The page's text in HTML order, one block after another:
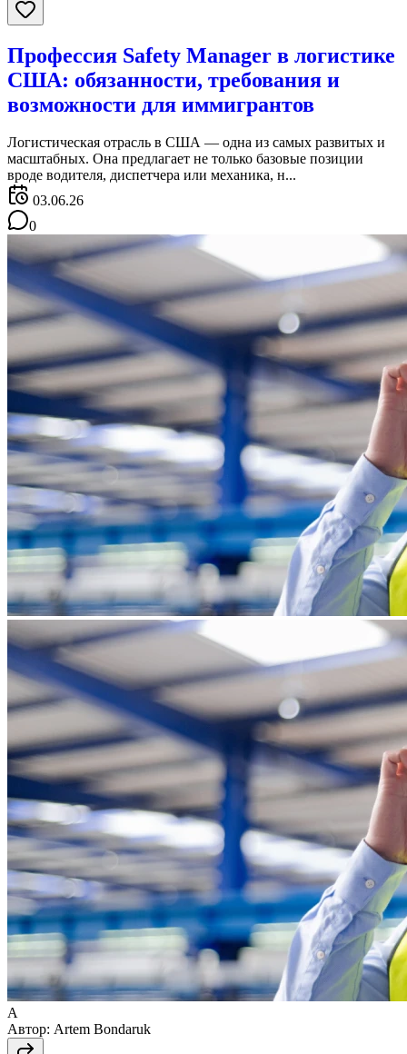
Профессия Safety Manager в логистике
США: обязанности, требования и
возможности для иммигрантов
Логистическая отрасль в США — одна из самых развитых и
масштабных. Она предлагает не только базовые позиции
вроде водителя, диспетчера или механика, н...
03.06.26
0
A
Автор: Artem Bondaruk